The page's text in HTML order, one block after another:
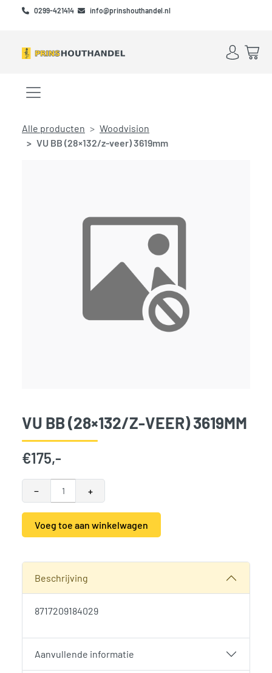
Skip to main content
Skip to footer
0299-421414 info@prinshouthandel.nl
Account
Menu openen/sluiten
Alle producten
Woodvision
VU BB (28×132/z-veer) 3619mm
VU BB (28×132/Z-VEER) 3619MM
€175,-
−
VU BB (28x132/z-veer) 3619mm aantal
+
Voeg toe aan winkelwagen
Beschrijving
8717209184029
Aanvullende informatie